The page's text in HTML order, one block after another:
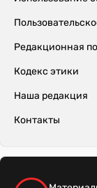
Редакционная
Кодекс этики
Наша редакция
Контакты